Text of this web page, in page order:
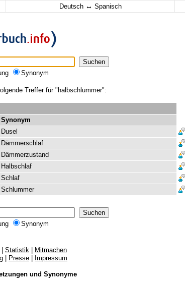
Deutsch ↔ Spanisch
Synonym
Treffer für "halbschlummer":
Synonym
Dusel
Dämmerschlaf
Dämmerzustand
Halbschlaf
Schlaf
Schlummer
Synonym
Statistik
Mitmachen
Presse Impressum
und Synonyme